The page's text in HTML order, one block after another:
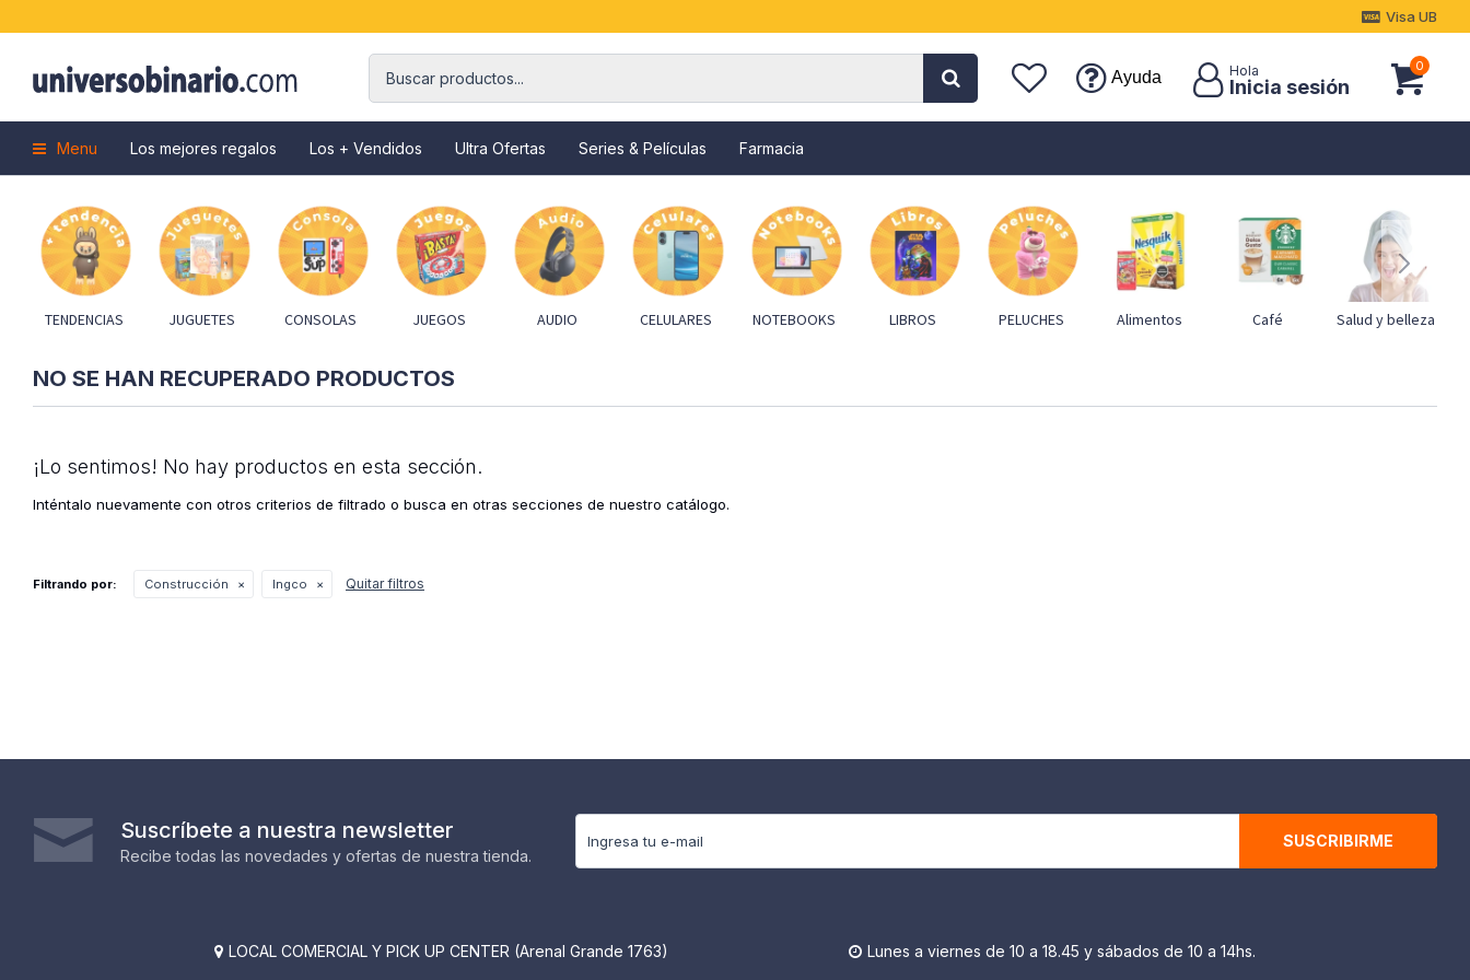
Menu Los mejores regalos Los + Vendidos Ultra Ofertas Series & Películas Farmacia
Ayuda
0
Visa UB
TENDENCIAS JUGUETES CONSOLAS JUEGOS AUDIO CELULARES NOTEBOOKS LIBROS PELUCHES Alimentos Café Salud y belleza
NO SE HAN RECUPERADO PRODUCTOS
¡Lo sentimos! No hay productos en esta sección.
Inténtalo nuevamente con otros criterios de filtrado o busca en otras secciones de nuestro catálogo.
Filtrando por: Construcción Ingco Quitar filtros
Suscríbete a nuestra newsletter
Recibe todas las novedades y ofertas de nuestra tienda.
SUSCRIBIRME
 LOCAL COMERCIAL Y PICK UP CENTER (Arenal Grande 1763)  Lunes a viernes de 10 a 18.45 y sábados de 10 a 14hs.